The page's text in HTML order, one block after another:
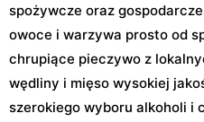
spożywcze oraz
owoce i warzywa prosto od
chrupiące pieczywo z
wędliny i mięso wysokiej
szerokiego wyboru alkoholi i